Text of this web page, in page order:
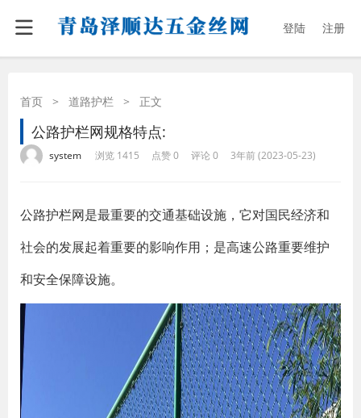
登陆 注册
首页 > 道路护栏 > 正文
公路护栏网规格特点:
system 浏览 1415 点赞 0 评论 0 3年前 (2023-05-23)
公路护栏网是最重要的交通基础设施，它对国民经济和
社会的发展起着重要的影响作用；是高速公路重要维护
和安全保障设施。